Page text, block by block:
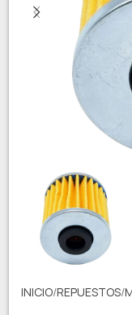
INICIO REPUESTOS